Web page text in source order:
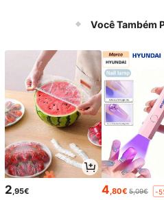
Você Também
2 ,95€ 4 ,80€ 5,09€ -